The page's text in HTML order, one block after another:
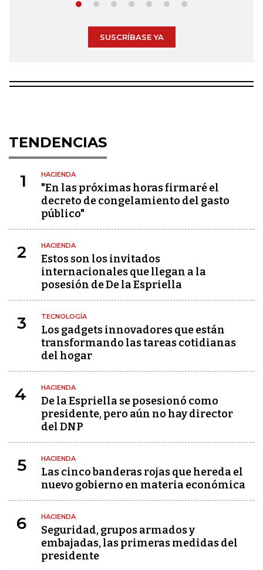
SUSCRÍBASE YA
TENDENCIAS
1 HACIENDA
"En las próximas horas firmaré el
decreto de congelamiento del gasto
público"
2 HACIENDA
Estos son los invitados
internacionales que llegan a la
posesión de De la Espriella
3 TECNOLOGÍA
Los gadgets innovadores que están
transformando las tareas cotidianas
del hogar
4 HACIENDA
De la Espriella se posesionó como
presidente, pero aún no hay director
del DNP
5 HACIENDA
Las cinco banderas rojas que hereda el
nuevo gobierno en materia económica
6 HACIENDA
Seguridad, grupos armados y
embajadas, las primeras medidas del
presidente